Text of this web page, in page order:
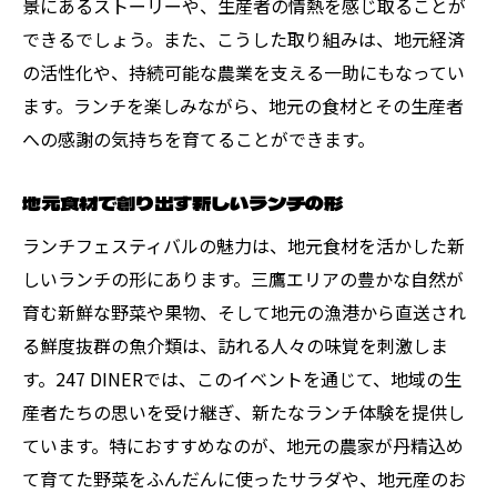
できるでしょう。また、こうした取り組みは、地元経済
の活性化や、持続可能な農業を支える一助にもなってい
ます。ランチを楽しみながら、地元の食材とその生産者
への感謝の気持ちを育てることができます。
地元食材で創り出す新しいランチの形
ランチフェスティバルの魅力は、地元食材を活かした新
しいランチの形にあります。三鷹エリアの豊かな自然が
育む新鮮な野菜や果物、そして地元の漁港から直送され
る鮮度抜群の魚介類は、訪れる人々の味覚を刺激しま
す。247 DINERでは、このイベントを通じて、地域の生
産者たちの思いを受け継ぎ、新たなランチ体験を提供し
ています。特におすすめなのが、地元の農家が丹精込め
て育てた野菜をふんだんに使ったサラダや、地元産のお